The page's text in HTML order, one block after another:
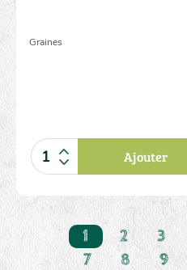
Graines
Ajouter
1 2 3
7
8 9